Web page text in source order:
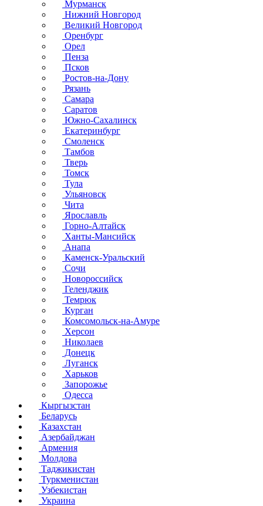
Мурманск
Нижний Новгород
Великий Новгород
Оренбург
Орел
Пенза
Псков
Ростов-на-Дону
Рязань
Самара
Саратов
Южно-Сахалинск
Екатеринбург
Смоленск
Тамбов
Тверь
Томск
Тула
Ульяновск
Чита
Ярославль
Горно-Алтайск
Ханты-Мансийск
Анапа
Каменск-Уральский
Сочи
Новороссийск
Геленджик
Темрюк
Курган
Комсомольск-на-Амуре
Херсон
Николаев
Донецк
Луганск
Харьков
Запорожье
Одесса
Кыргызстан
Беларусь
Казахстан
Азербайджан
Армения
Молдова
Таджикистан
Туркменистан
Узбекистан
Украина